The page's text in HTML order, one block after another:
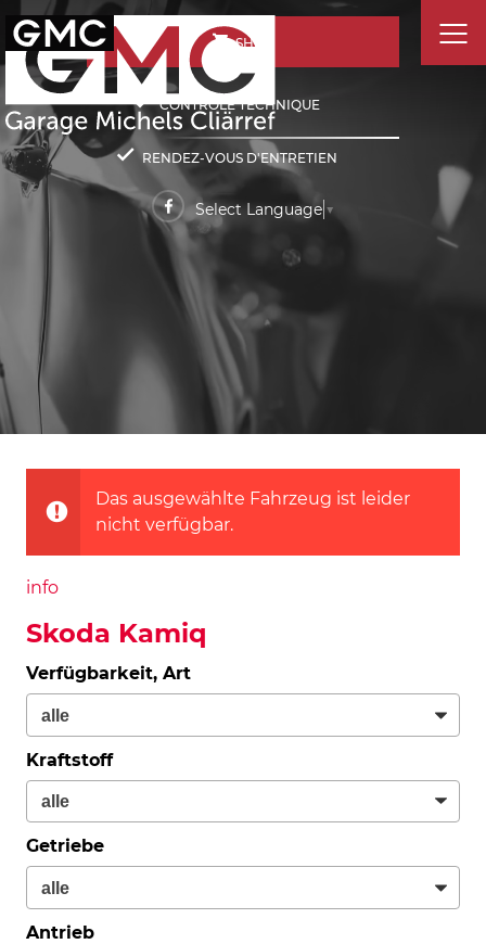
SHOP
CONTRÔLE TECHNIQUE
RENDEZ-VOUS D'ENTRETIEN
Select Language ▼
Das ausgewählte Fahrzeug ist leider
nicht verfügbar.
info
Skoda Kamiq
Verfügbarkeit, Art
Kraftstoff
Getriebe
Antrieb